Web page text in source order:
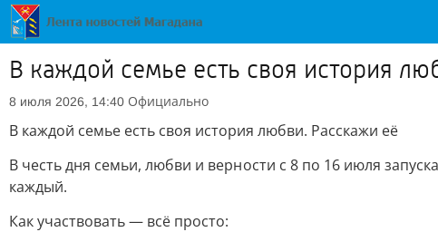
В каждой семье есть своя история
8 июля 2026, 14:40 Официально
В каждой семье есть своя история любви. Расскажи её
В честь дня семьи, любви и верности с 8 по 16 июля
каждый.
Как участвовать — всё просто: